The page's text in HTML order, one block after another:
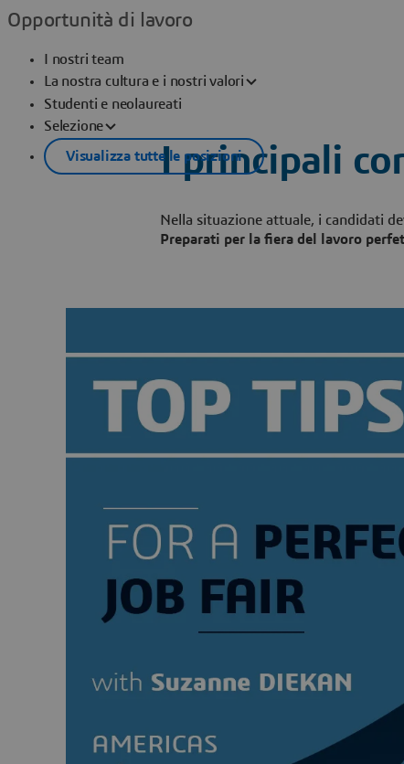
Opportunità di lavoro
I nostri team
La nostra cultura e i nostri valori
Studenti e neolaureati
Selezione
Visualizza tutte le posizioniI principali
Nella situazione attuale, i candidati
Preparati per la fiera del lavoro